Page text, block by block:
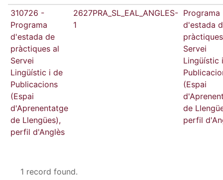
310726 -
Programa
d'estada de
pràctiques al
Servei
Lingüístic i de
Publicacions
(Espai
d'Aprenentatge
de Llengües),
perfil d'Anglès
2627PRA_SL_EAL_ANGLES-
1
Programa
d'estada
Servei
Lingüístic
(Espai
de
perfil
1 record found.